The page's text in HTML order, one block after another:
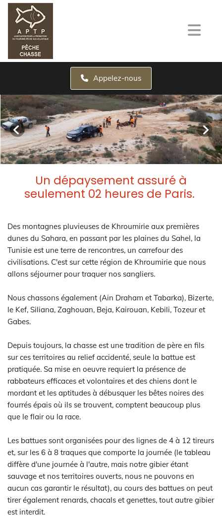
Appelez-nous
Un dépaysement assuré à
seulement 02 heures de Paris.
Des montagnes pluvieuses de Khroumirie aux premières
dunes du Sahara, en passant par les plaines du Sahel, la
Tunisie est une terre de rencontres, un carrefour des
civilisations. C'est sur cette région de Khroumirie que nous
allons séjourner pour traquer nos sangliers.
Nous chassons également (Ain Draham et Tabarka), Bizerte,
le Kef, Siliana, Zaghouan, Beja, Kairouan, Kebili, Tozeur et
Gabes.
Depuis toujours, la chasse est une tradition de père en fils
sur ces territoires au relief accidenté, seule la battue est
pratiquée. Sa mise en oeuvre requiert la présence de
rabbateurs efficaces et volontaires et des chiens dont le
mordant et les aptitudes à débusquer les bêtes noires des
fourrés épais où ils se trouvent, comptent beaucoup plus
que le flair ou la race.
Les battues sont organisées pour des lignes de 4 à 12 tireurs
et, sur les 6 à 8 traques que comporte la journée (le tableau
diffère d'une journée à l'autre, mais notre gibier étant
sauvage et nos territoires ouverts, nous ne pouvons en
aucun cas garantir le résultat), au cours des battues on peut
tirer également renards, chacals et genettes, tout autre gibier
est interdit.